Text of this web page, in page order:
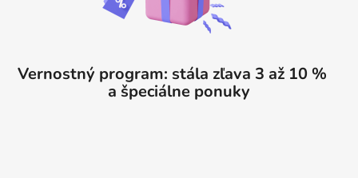
Vernostný program: stála zľava 3 až 10 %
a špeciálne ponuky